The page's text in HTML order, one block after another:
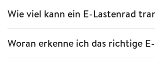
Wie viel kann ein E-Lastenrad
Woran erkenne ich das richtige